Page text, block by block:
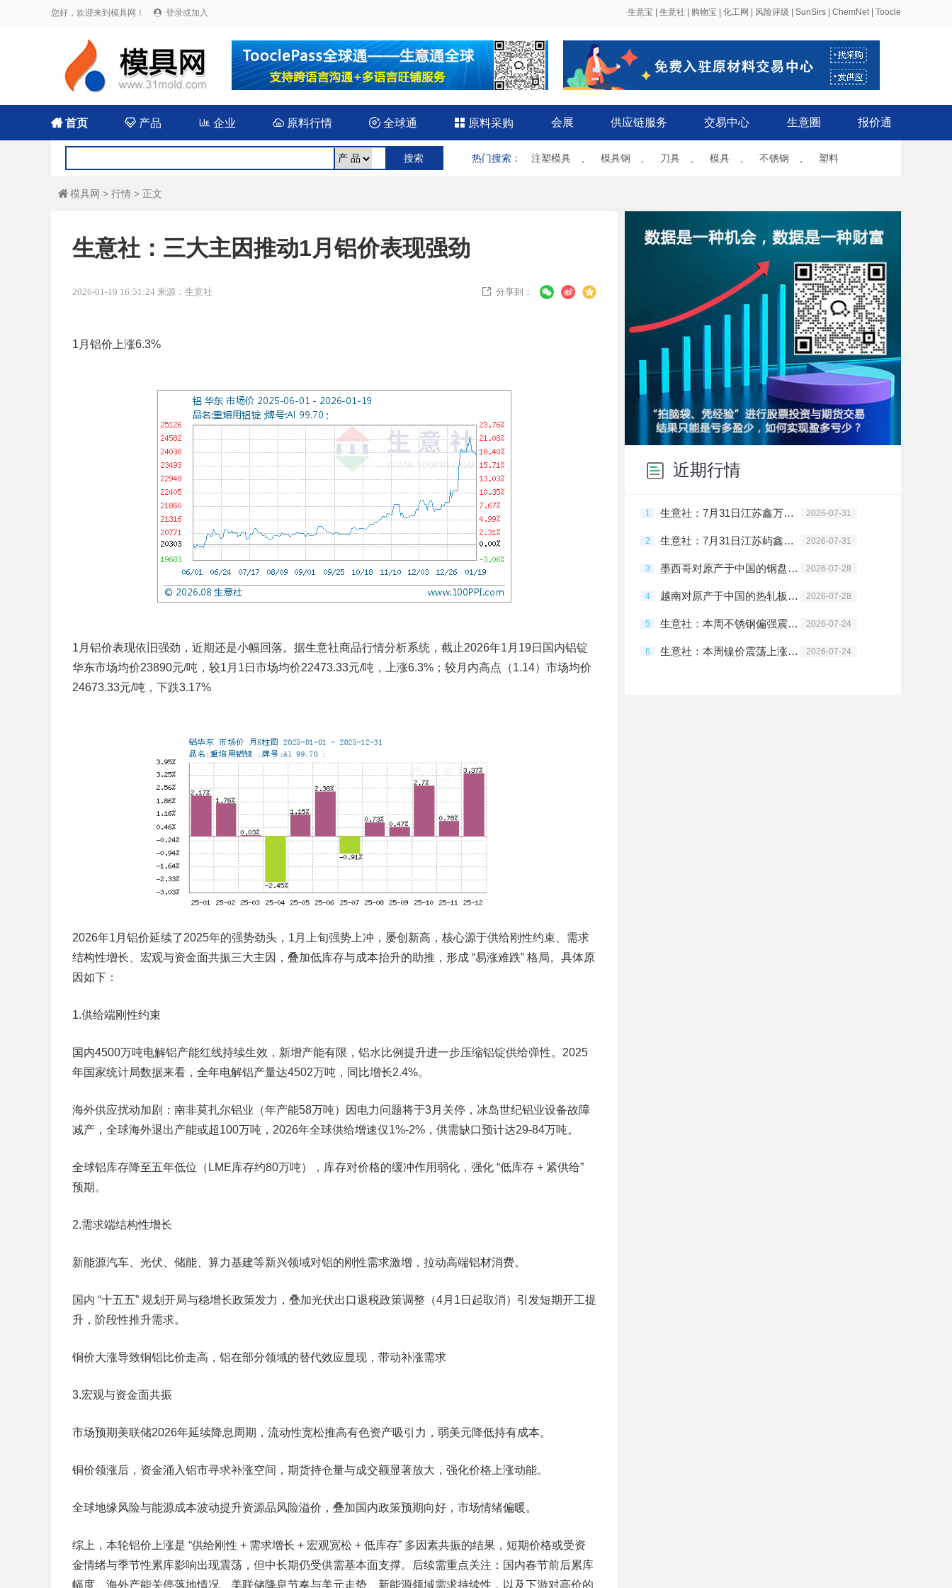
您好，欢迎来到模具网！  登录或加入 生意宝 生意社 购物宝 化工网 风险评级 SunSirs ChemNet| Toocle
首页  产品 企业 原料行情  全球通  原料采购 会展 供应链服务 交易中心 生意圈 报价通
热门搜索 ： 注塑模具 模具钢 刀具 模具 不锈钢 塑料
 模具网 > 行情 > 正文
生意社：三大主因推动1月铝价表现强劲
2026-01-19 16:51:24 来源：生意社  分享到：
1月铝价上涨6.3%
1月铝价表现依旧强劲，近期还是小幅回落。据生意社商品行情分析系统，截止2026年1月19日国内铝锭
华东市场均价23890元/吨，较1月1日市场均价22473.33元/吨，上涨6.3%；较月内高点（1.14）市场均价
24673.33元/吨，下跌3.17%
2026年1月铝价延续了2025年的强势劲头，1月上旬强势上冲，屡创新高，核心源于供给刚性约束、需求
结构性增长、宏观与资金面共振三大主因，叠加低库存与成本抬升的助推，形成 “易涨难跌” 格局。具体原
因如下：
1.供给端刚性约束
国内4500万吨电解铝产能红线持续生效，新增产能有限，铝水比例提升进一步压缩铝锭供给弹性。2025
年国家统计局数据来看，全年电解铝产量达4502万吨，同比增长2.4%。
海外供应扰动加剧：南非莫扎尔铝业（年产能58万吨）因电力问题将于3月关停，冰岛世纪铝业设备故障
减产，全球海外退出产能或超100万吨，2026年全球供给增速仅1%-2%，供需缺口预计达29-84万吨。
全球铝库存降至五年低位（LME库存约80万吨），库存对价格的缓冲作用弱化，强化 “低库存 + 紧供给”
预期。
2.需求端结构性增长
新能源汽车、光伏、储能、算力基建等新兴领域对铝的刚性需求激增，拉动高端铝材消费。
国内 “十五五” 规划开局与稳增长政策发力，叠加光伏出口退税政策调整（4月1日起取消）引发短期开工提
升，阶段性推升需求。
铜价大涨导致铜铝比价走高，铝在部分领域的替代效应显现，带动补涨需求
3.宏观与资金面共振
市场预期美联储2026年延续降息周期，流动性宽松推高有色资产吸引力，弱美元降低持有成本。
铜价领涨后，资金涌入铝市寻求补涨空间，期货持仓量与成交额显著放大，强化价格上涨动能。
全球地缘风险与能源成本波动提升资源品风险溢价，叠加国内政策预期向好，市场情绪偏暖。
综上 ，本轮铝价上涨是 “供给刚性 + 需求增长 + 宏观宽松 + 低库存” 多因素共振的结果，短期价格或受资
金情绪与季节性累库影响出现震荡，但中长期仍受供需基本面支撑。后续需重点关注：国内春节前后累库
幅度、海外产能关停落地情况、美联储降息节奏与美元走势、新能源领域需求持续性，以及下游对高价的
近期行情
1 生意社：7月31日江苏鑫万佳不锈钢报价上涨 2026-07-31
2 生意社：7月31日江苏屿鑫金属不锈钢报价持平 2026-07-31
3 墨西哥对原产于中国的钢盘条启动反倾销日落复审调查 2026-07-28
4 越南对原产于中国的热轧板卷启动反倾销第一次期中复审调查 2026-07-28
5 生意社：本周不锈钢偏强震荡为主（7.20-7.24） 2026-07-24
6 生意社：本周镍价震荡上涨（7.20-7.24） 2026-07-24